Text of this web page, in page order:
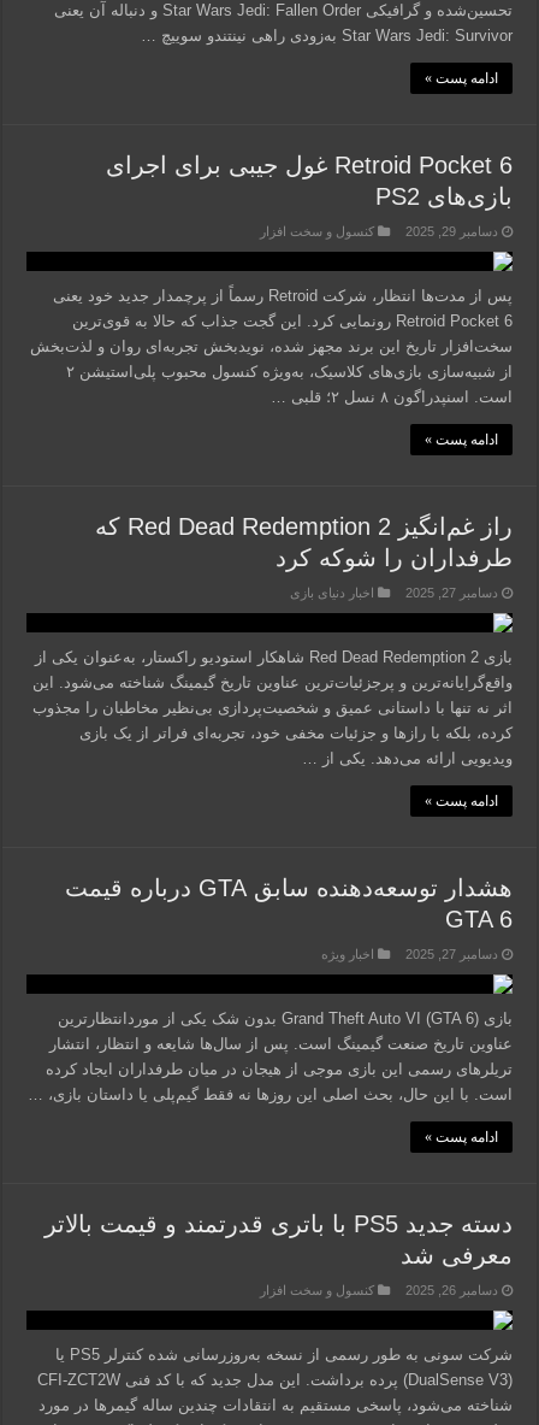
تحسین‌شده و گرافیکی Star Wars Jedi: Fallen Order و دنباله آن یعنی
Star Wars Jedi: Survivor به‌زودی راهی نینتندو سوییچ …
ادامه پست »
Retroid Pocket 6 غول جیبی برای اجرای
بازی‌های PS2
دسامبر 29, 2025 کنسول و سخت افزار
پس از مدت‌ها انتظار، شرکت Retroid رسماً از پرچمدار جدید خود یعنی
Retroid Pocket 6 رونمایی کرد. این گجت جذاب که حالا به قوی‌ترین
سخت‌افزار تاریخ این برند مجهز شده، نویدبخش تجربه‌ای روان و لذت‌بخش
از شبیه‌سازی بازی‌های کلاسیک، به‌ویژه کنسول محبوب پلی‌استیشن ۲
است. اسنپدراگون ۸ نسل ۲؛ قلبی …
ادامه پست »
راز غم‌انگیز Red Dead Redemption 2 که
طرفداران را شوکه کرد
دسامبر 27, 2025 اخبار دنیای بازی
بازی Red Dead Redemption 2 شاهکار استودیو راکستار، به‌عنوان یکی از
واقع‌گرایانه‌ترین و پرجزئیات‌ترین عناوین تاریخ گیمینگ شناخته می‌شود. این
اثر نه تنها با داستانی عمیق و شخصیت‌پردازی بی‌نظیر مخاطبان را مجذوب
کرده، بلکه با رازها و جزئیات مخفی خود، تجربه‌ای فراتر از یک بازی
ویدیویی ارائه می‌دهد. یکی از …
ادامه پست »
هشدار توسعه‌دهنده سابق GTA درباره قیمت
GTA 6
دسامبر 27, 2025 اخبار ویژه
بازی Grand Theft Auto VI (GTA 6) بدون شک یکی از موردانتظارترین
عناوین تاریخ صنعت گیمینگ است. پس از سال‌ها شایعه و انتظار، انتشار
تریلرهای رسمی این بازی موجی از هیجان در میان طرفداران ایجاد کرده
است. با این حال، بحث اصلی این روزها نه فقط گیم‌پلی یا داستان بازی، …
ادامه پست »
دسته جدید PS5 با باتری قدرتمند و قیمت بالاتر
معرفی شد
دسامبر 26, 2025 کنسول و سخت افزار
شرکت سونی به طور رسمی از نسخه به‌روزرسانی شده کنترلر PS5 یا
(DualSense V3) پرده برداشت. این مدل جدید که با کد فنی CFI-ZCT2W
شناخته می‌شود، پاسخی مستقیم به انتقادات چندین ساله گیمرها در مورد